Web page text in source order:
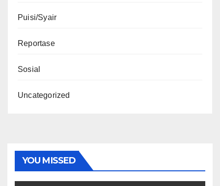
Puisi/Syair
Reportase
Sosial
Uncategorized
YOU MISSED